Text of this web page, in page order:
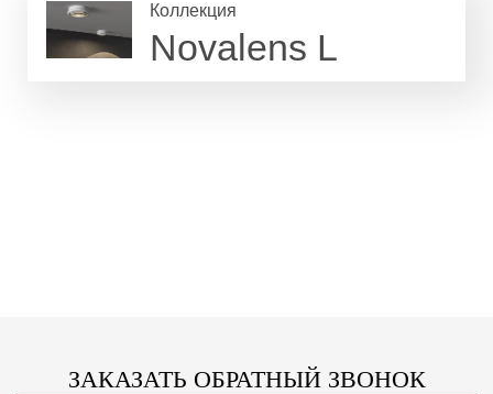
Коллекция
Novalens L
ЗАКАЗАТЬ ОБРАТНЫЙ ЗВОНОК